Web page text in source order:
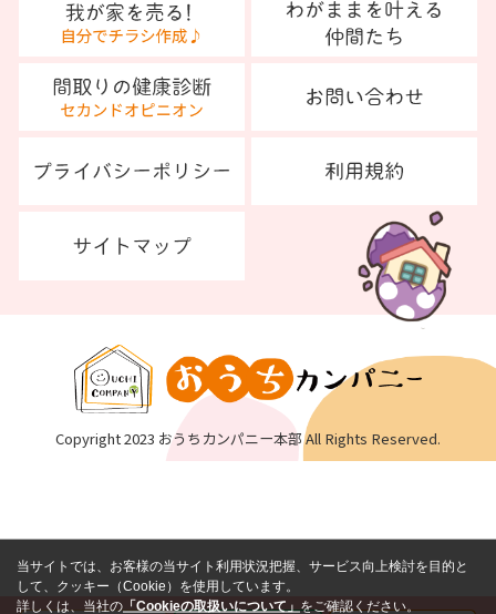
Copyright 2023 おうちカンパニー本部 All Rights Reserved.
当サイトでは、お客様の当サイト利用状況把握、サービス向上検討を目的と
して、クッキー（Cookie）を使用しています。
詳しくは、当社の 「Cookieの取扱いについて」をご確認ください。